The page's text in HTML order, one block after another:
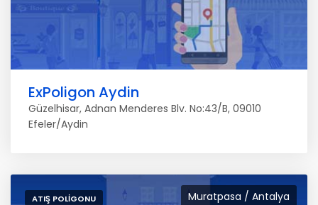
ExPoligon Aydin
Güzelhisar, Adnan Menderes Blv. No:43/B, 09010
Efeler/Aydin
Muratpasa / Antalya
ATIŞ POLIGONU